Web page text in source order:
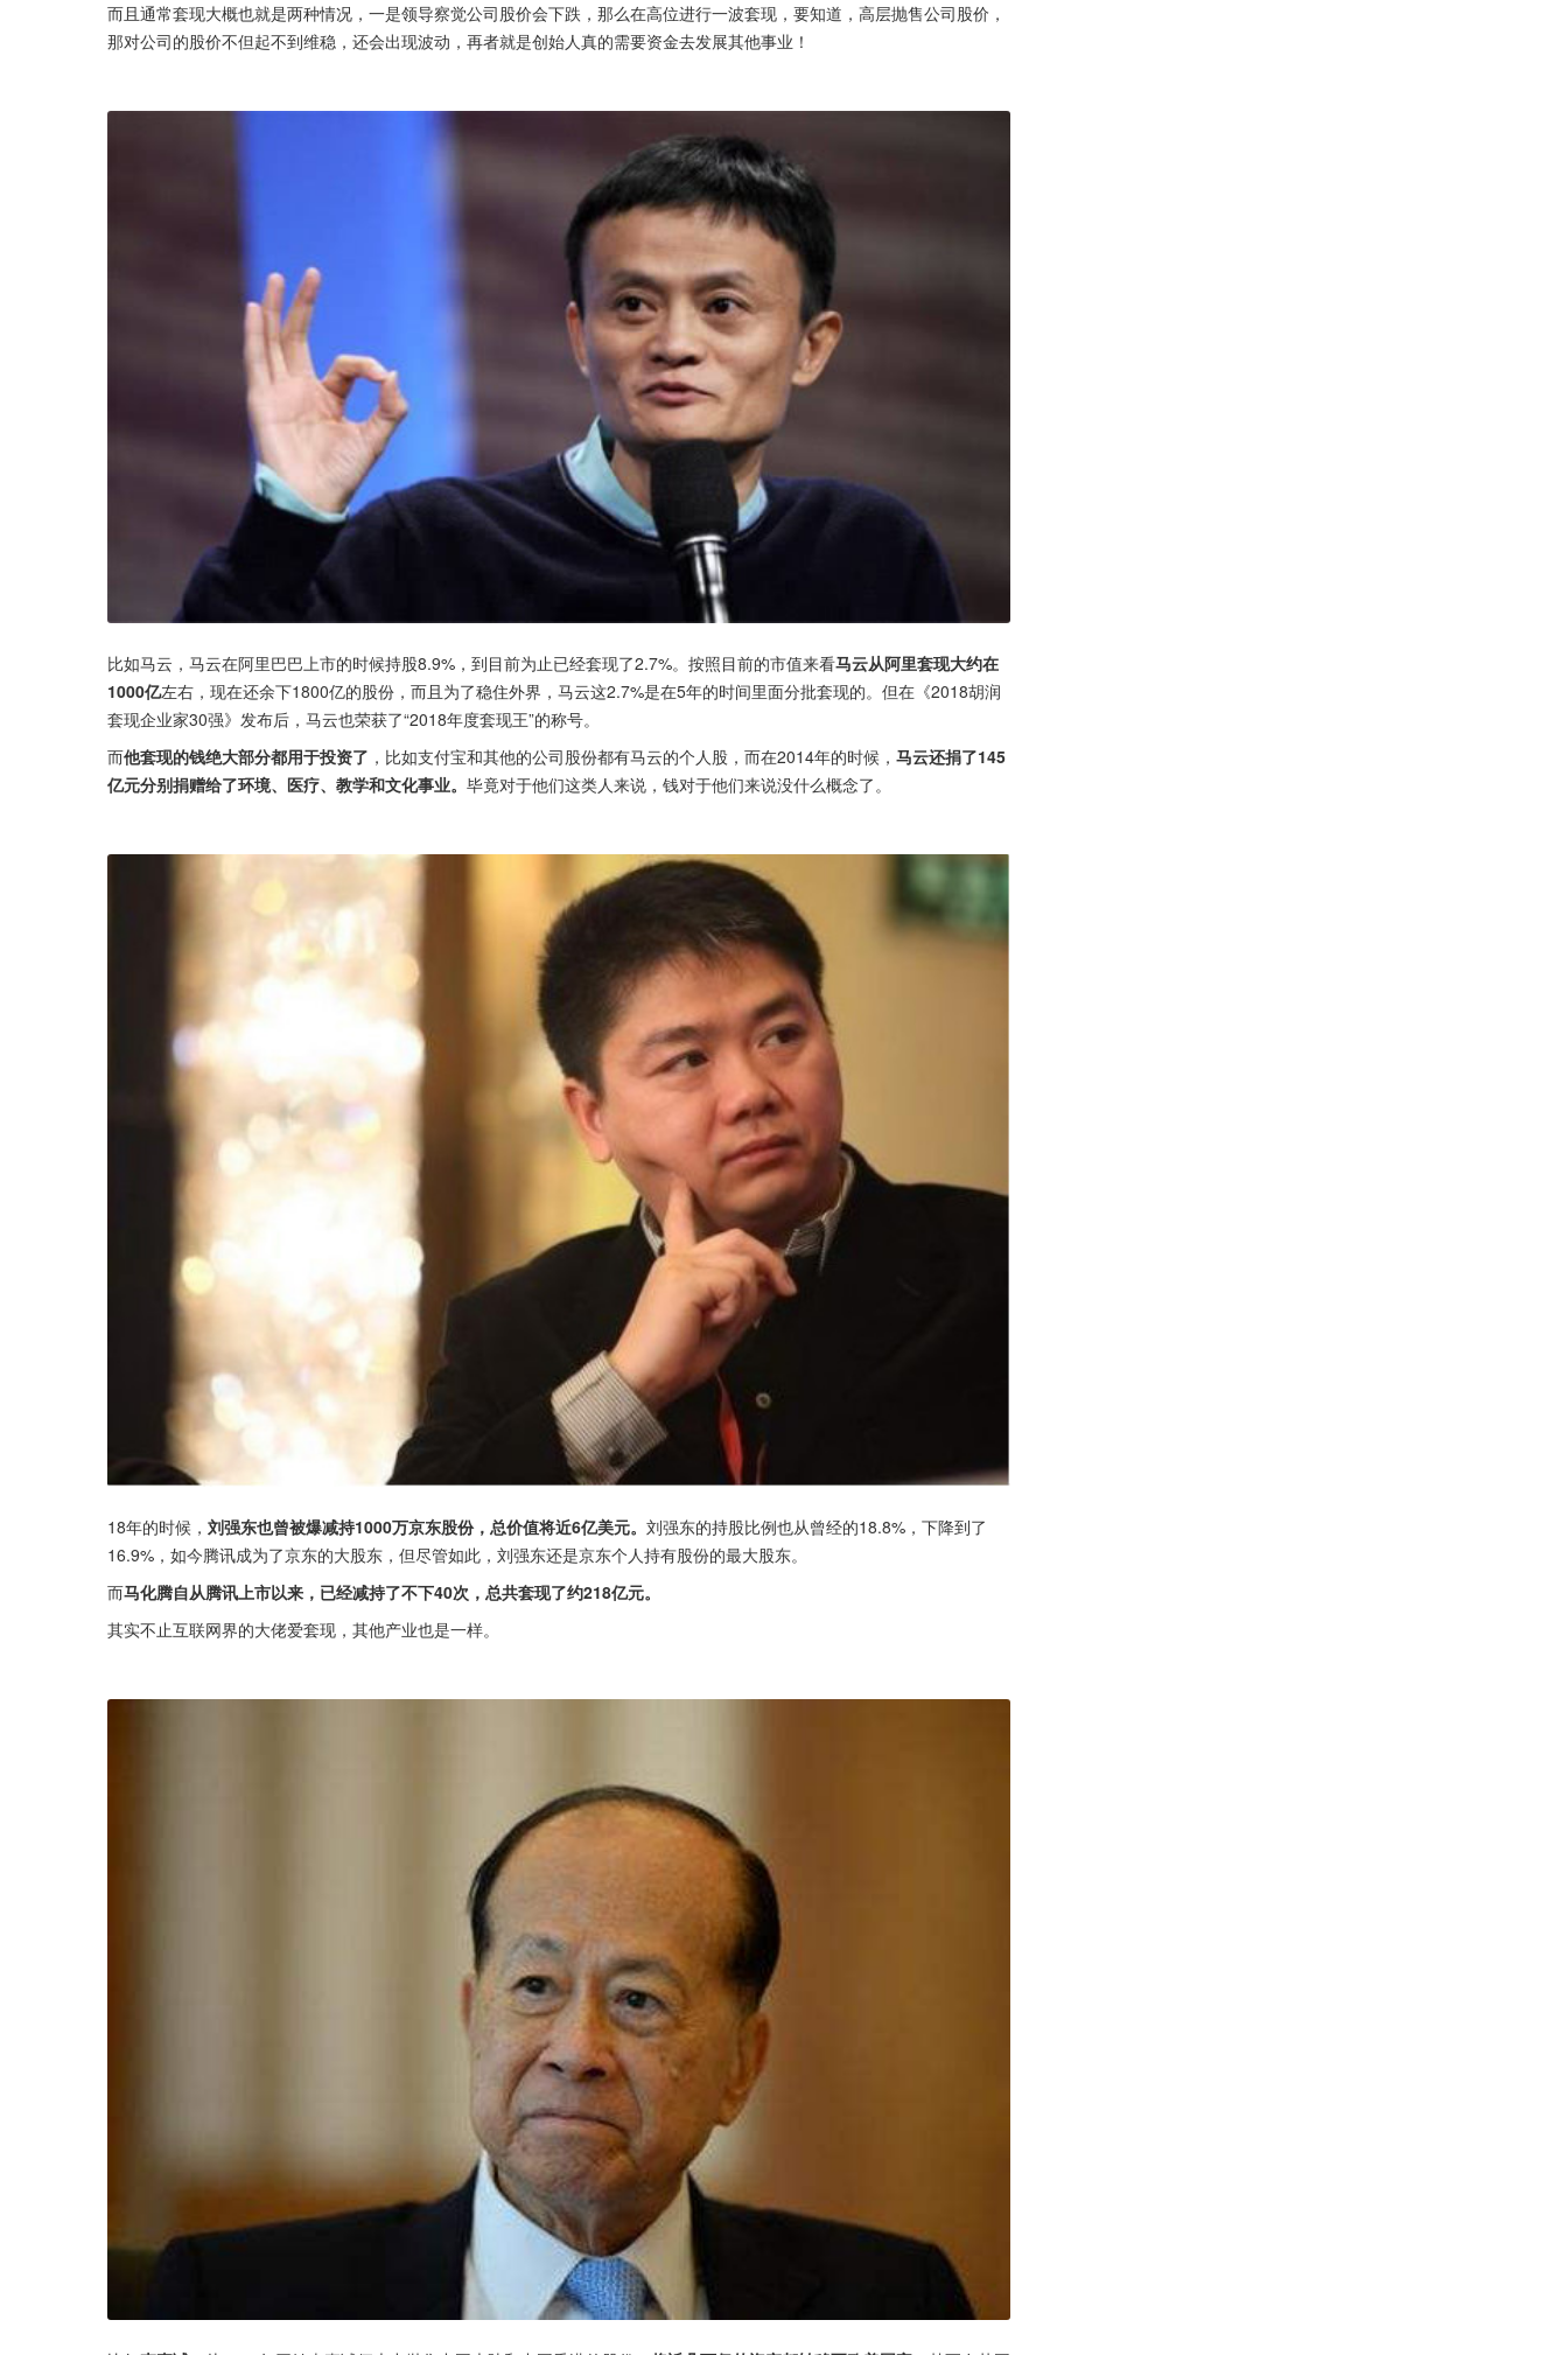
而且通常套现大概也就是两种情况，一是领导察觉公司股价会下跌，那么在高位进行一波套现，要知道，高层抛售公司股价，
那对公司的股价不但起不到维稳，还会出现波动，再者就是创始人真的需要资金去发展其他事业！
比如马云，马云在阿里巴巴上市的时候持股8.9%，到目前为止已经套现了2.7%。按照目前的市值来看马云从阿里套现大约在
1000亿左右，现在还余下1800亿的股份，而且为了稳住外界，马云这2.7%是在5年的时间里面分批套现的。但在《2018胡润
套现企业家30强》发布后，马云也荣获了“2018年度套现王”的称号。
而他套现的钱绝大部分都用于投资了 ，比如支付宝和其他的公司股份都有马云的个人股，而在2014年的时候， 马云还捐了145
亿元分别捐赠给了环境、医疗、教学和文化事业。 毕竟对于他们这类人来说，钱对于他们来说没什么概念了。
18年的时候， 刘强东也曾被爆减持1000万京东股份，总价值将近6亿美元。 刘强东的持股比例也从曾经的18.8%，下降到了
16.9%，如今腾讯成为了京东的大股东，但尽管如此，刘强东还是京东个人持有股份的最大股东。
而马化腾自从腾讯上市以来，已经减持了不下40次，总共套现了约218亿元。
其实不止互联网界的大佬爱套现，其他产业也是一样。